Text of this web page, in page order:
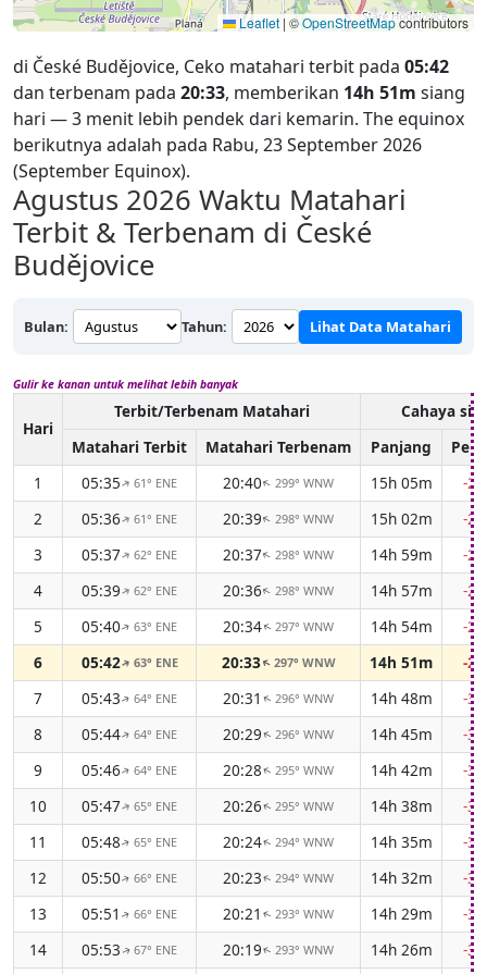
Leaflet | ©OpenStreetMapcontributors
di České Budějovice, Ceko matahari terbit pada 05:42
dan terbenam pada 20:33, memberikan 14h 51m siang
hari — 3 menit lebih pendek dari kemarin. The equinox
berikutnya adalah pada Rabu, 23 September 2026
(September Equinox).
Agustus 2026 Waktu Matahari
Terbit & Terbenam di České
Budějovice
Bulan: Tahun: Lihat Data Matahari
Gulir ke kanan untuk melihat lebih banyak
Hari
Terbit/Terbenam Matahari
Cahaya
Matahari Terbit
Matahari Terbenam Panjang
1
05:35↑61° ENE 20:40↑299° WNW 15h 05m
-
2
05:36↑61° ENE 20:39↑298° WNW 15h 02m
-
3
05:37↑62° ENE 20:37↑298° WNW 14h 59m
-
4
05:39↑62° ENE 20:36↑298° WNW 14h 57m
-
5
05:40↑63° ENE 20:34↑297° WNW 14h 54m
-
6
05:42↑ 63° ENE 20:33↑ 297° WNW 14h 51m
-
7
05:43↑64° ENE 20:31 ↑296° WNW 14h 48m
-
8
05:44↑64° ENE 20:29↑296° WNW 14h 45m
-
9
05:46↑64° ENE 20:28↑295° WNW 14h 42m
-
10
05:47↑65° ENE 20:26↑295° WNW 14h 38m
-
11
05:48↑65° ENE 20:24↑294° WNW 14h 35m
-
12
05:50↑66° ENE 20:23↑294° WNW 14h 32m
-
13
05:51 ↑66° ENE 20:21 ↑293° WNW 14h 29m
-
14
05:53↑67° ENE 20:19↑293° WNW 14h 26m
-